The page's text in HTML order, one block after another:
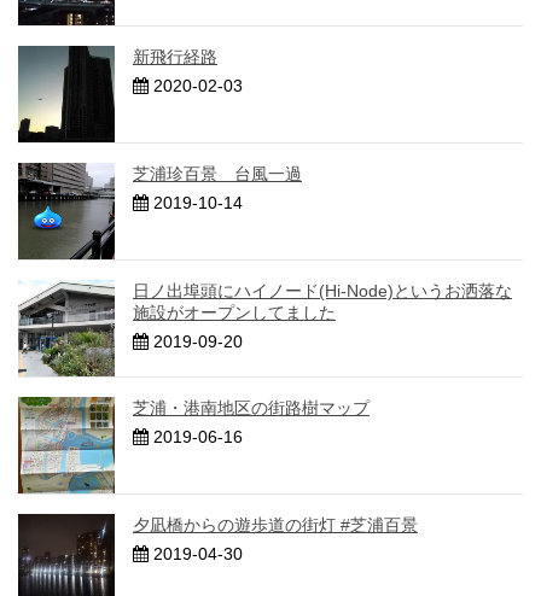
新飛行経路
2020-02-03
芝浦珍百景 台風一過
2019-10-14
日ノ出埠頭にハイノード(Hi-Node)というお洒落な
施設がオープンしてました
2019-09-20
芝浦・港南地区の街路樹マップ
2019-06-16
夕凪橋からの遊歩道の街灯 #芝浦百景
2019-04-30